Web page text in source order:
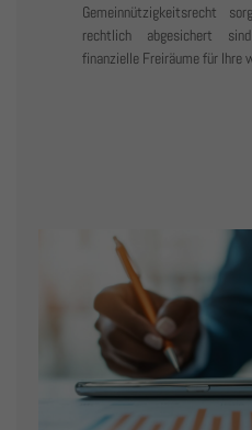
Gemeinnützigkeitsrecht
rechtlich abgesichert
finanzielle Freiräume für Ihre